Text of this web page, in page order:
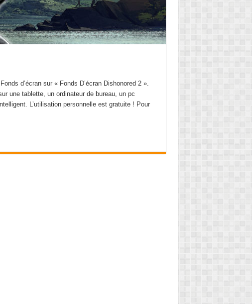
d’écran sur « Fonds D’écran Dishonored 2 ».
une tablette, un ordinateur de bureau, un pc
L’utilisation personnelle est gratuite ! Pour